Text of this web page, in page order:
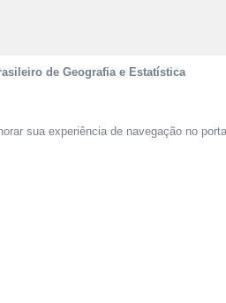
de Geografia e Estatística
sua experiência de navegação no